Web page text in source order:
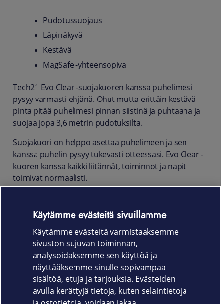
Pudotussuojaus
Läpinäkyvä
Kestävä
MagSafe -yhteensopiva
Tech21 Evo Clear -suojakuoren kanssa puhelimesi
pysyy varmasti ehjänä. Ohut mutta erittäin kestävä
pinta pitää puhelimesi pinnan siistinä ja puhtaana ja
suojaa jopa 3,6 metrin pudotuksilta.
Suojakuori on helppo asettaa puhelimeen ja sen
kanssa puhelin pysyy tukevasti otteessasi. Evo Clear -
kuoren kanssa kaikki liitännät, toiminnot ja napit
toimivat normaalisti.
kanssa. Kuoressa on korotetut reunat kameran
linssin suojaamiseksi. Evo Clear on myös
uskomattoman kevyt, ohut ja joustava.
Tuotekoodi
T21-11303
Käytämme evästeitä sivuillamme
Käytämme evästeitä varmistaaksemme
sivuston sujuvan toiminnan,
analysoidaksemme sen käyttöä ja
näyttääksemme sinulle sopivampaa
sisältöä, etuja ja tarjouksia. Evästeiden
avulla kerättyjä tietoja, kuten selaintietoja